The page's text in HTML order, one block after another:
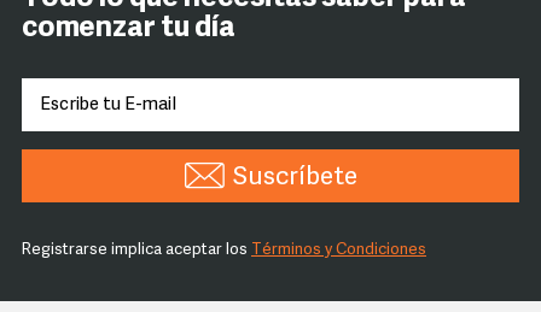
comenzar tu día
Suscríbete
Registrarse implica aceptar los Términos y Condiciones